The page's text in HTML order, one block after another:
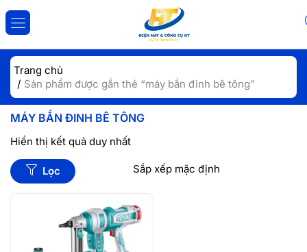
Nhập tài khoản và mật khẩu để đăng nhập.
Trang chủ
Sản phẩm được gắn thẻ “máy bắn đinh bê tông”
MÁY BẮN ĐINH BÊ TÔNG
Hiển thị kết quả duy nhất
Lọc